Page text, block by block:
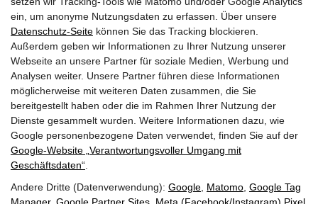
ein, um anonyme Nutzungsdaten zu erfassen. Über unsere
Datenschutz-Seite können Sie das Tracking blockieren.
Außerdem geben wir Informationen zu Ihrer Nutzung unserer
Webseite an unsere Partner für soziale Medien, Werbung und
Analysen weiter. Unsere Partner führen diese Informationen
möglicherweise mit weiteren Daten zusammen, die Sie
bereitgestellt haben oder die im Rahmen Ihrer Nutzung der
Dienste gesammelt wurden. Weitere Informationen dazu, wie
Google personenbezogene Daten verwendet, finden Sie auf der
Google‑Website „Verantwortungsvoller Umgang mit
Geschäftsdaten“
Andere Dritte (Datenverwendung): Google Matomo Google Tag
pinzweb.at GmbH & Co KG
Raiffeisenstraße 4, 5671 Bruck an der Glocknerstraße
Rögergasse 36/6, 1090 Wien
T:+43 (0) 6545 20340
E:office@pinzweb.at
facebook instagram linkedin X
STARTEN SIE IHR PROJEKT